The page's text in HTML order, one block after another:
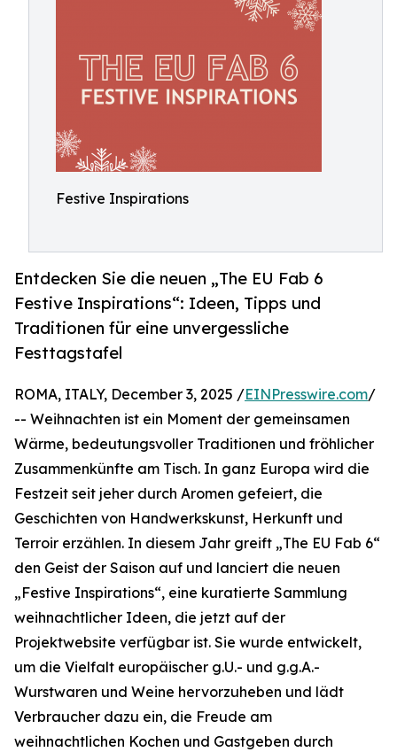
Festive Inspirations
Entdecken Sie die neuen „The EU Fab 6
Festive Inspirations“: Ideen, Tipps und
Traditionen für eine unvergessliche
Festtagstafel
ROMA, ITALY, December 3, 2025 /EINPresswire.com/
-- Weihnachten ist ein Moment der gemeinsamen
Wärme, bedeutungsvoller Traditionen und fröhlicher
Zusammenkünfte am Tisch. In ganz Europa wird die
Festzeit seit jeher durch Aromen gefeiert, die
Geschichten von Handwerkskunst, Herkunft und
Terroir erzählen. In diesem Jahr greift „The EU Fab 6“
den Geist der Saison auf und lanciert die neuen
„Festive Inspirations“, eine kuratierte Sammlung
weihnachtlicher Ideen, die jetzt auf der
Projektwebsite verfügbar ist. Sie wurde entwickelt,
um die Vielfalt europäischer g.U.- und g.g.A.-
Wurstwaren und Weine hervorzuheben und lädt
Verbraucher dazu ein, die Freude am
weihnachtlichen Kochen und Gastgeben durch